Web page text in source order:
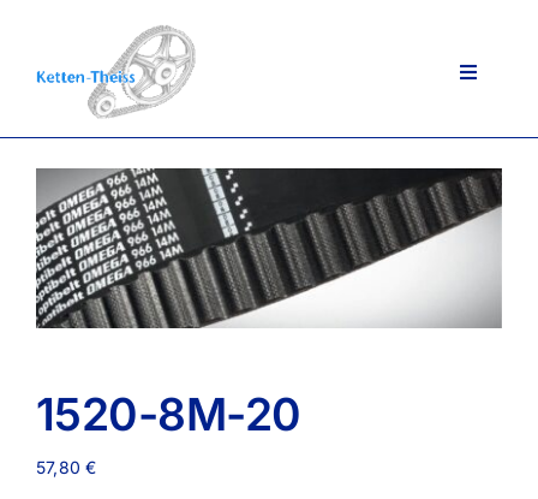
springen
Toggle
Ansprechpartner
Über uns
1520-8M-20
57,80€